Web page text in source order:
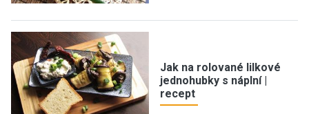
Jak na rolované lilkové
jednohubky s náplní |
recept